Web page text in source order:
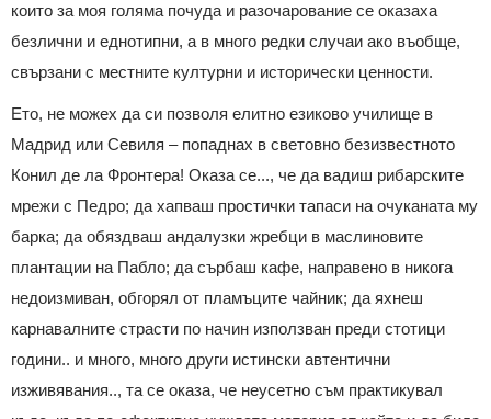
които за моя голяма почуда и разочарование се оказаха
безлични и еднотипни, а в много редки случаи ако въобще,
свързани с местните културни и исторически ценности.
Ето, не можех да си позволя елитно езиково училище в
Мадрид или Севиля – попаднах в световно безизвестното
Конил де ла Фронтера! Оказа се..., че да вадиш рибарските
мрежи с Педро; да хапваш простички тапаси на очуканата му
барка; да обяздваш андалузки жребци в маслиновите
плантации на Пабло; да сърбаш кафе, направено в никога
недоизмиван, обгорял от пламъците чайник; да яхнеш
карнавалните страсти по начин използван преди стотици
години.. и много, много други истински автентични
изживявания.., та се оказа, че неусетно съм практикувал